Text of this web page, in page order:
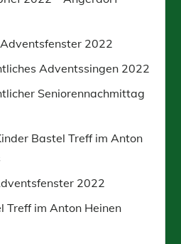
2022
Adventssingen 2022
Seniorennachmittag
Bastel Treff im Anton
2022
Treff im Anton Heinen